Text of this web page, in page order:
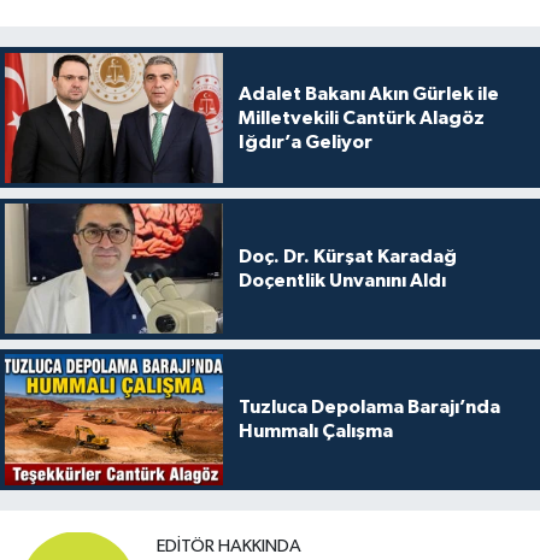
Adalet Bakanı Akın Gürlek ile
Milletvekili Cantürk Alagöz
Iğdır’a Geliyor
Doç. Dr. Kürşat Karadağ
Doçentlik Unvanını Aldı
Tuzluca Depolama Barajı’nda
Hummalı Çalışma
EDITÖR HAKKINDA